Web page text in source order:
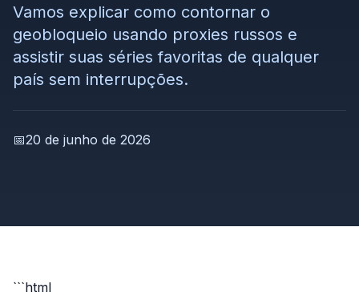
Vamos explicar como contornar o
geobloqueio usando proxies russos e
assistir suas séries favoritas de qualquer
país sem interrupções.
📅20 de junho de 2026
```html